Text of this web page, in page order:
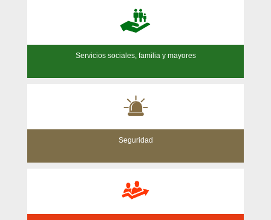
Servicios sociales, familia y mayores
Seguridad